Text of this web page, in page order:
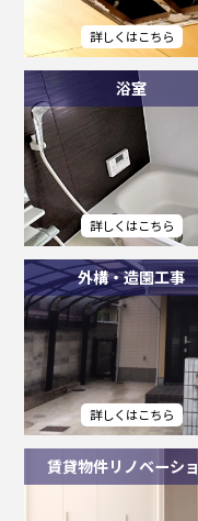
浴室
外構・造園工事
賃貸物件リノベーシ